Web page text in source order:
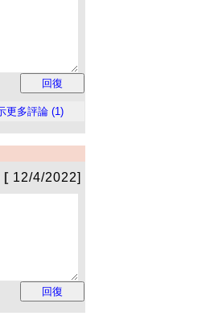
[ 12/4/2022]